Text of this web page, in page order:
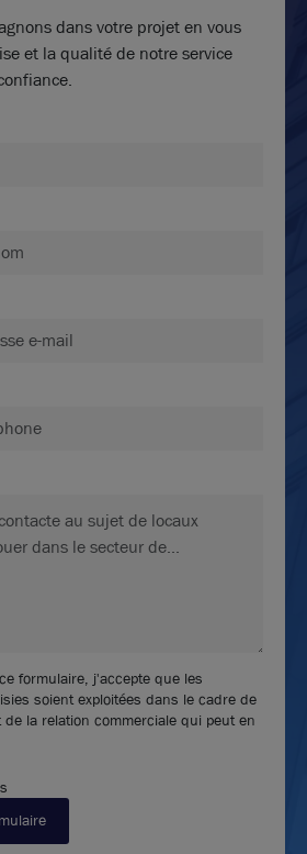
dans votre projet en vous
et la qualité de notre service
formulaire, j'accepte que les
soient exploitées dans le cadre de
de la relation commerciale qui peut en